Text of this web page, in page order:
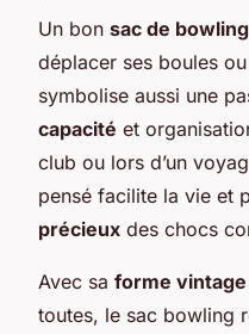
Un bon sac de bowling
déplacer ses boules
symbolise aussi une
capacité et
club ou lors d’un
pensé facilite la vie et
précieux des chocs
Avec sa forme vintage
toutes, le sac bowling